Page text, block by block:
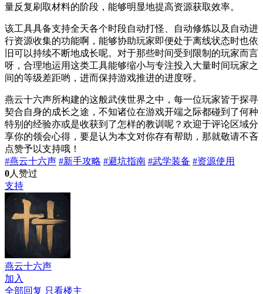
量反复刷取材料的阶段，能够明显地提高资源获取效率。
该工具具备支持全天各个时段自动打怪、自动修炼以及自动进
行资源收集的功能啊，能够协助玩家即便处于离线状态时也依
旧可以持续不断地成长呢。对于那些时间受到限制的玩家而言
呀，合理地运用这类工具能够缩小与专注投入大量时间玩家之
间的等级差距哟，进而保持游戏推进的进度呀。
燕云十六声所构建的这般武侠世界之中，每一位玩家皆于探寻
契合自身的成长之途，不知诸位在游戏开端之际都碰到了何种
特别的经验亦或是收获到了怎样的教训呢？欢迎于评论区域分
享你的领会心得，要是认为本文对你存有帮助，那就敬请不吝
点赞予以支持哦！
#燕云十六声 #新手攻略 #避坑指南 #武学装备 #资源使用
0人赞过
支持
燕云十六声
加入
全部回复 只看楼主